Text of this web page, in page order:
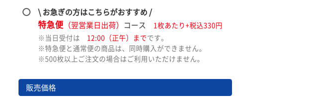
\ お急ぎの方はこちらがおすすめ /
特急便（翌営業日出荷） コース
1枚あたり+税込330円
※当日受付は 12:00（正午）までです。
※特急便と通常便の商品は、同時購入ができません。
※500枚以上ご注文の場合はご利用いただけません。
販売価格